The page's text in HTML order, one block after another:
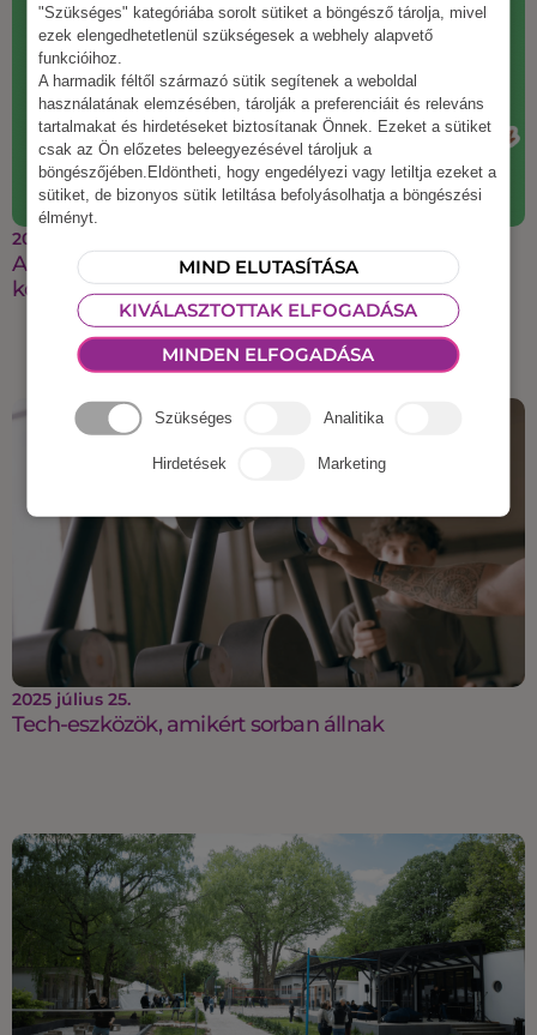
2025 augusztus 21.
A legmenőbb őszi csapatépítő ötletek, amiket a
kollégáid imádni fognak
2025 július 25.
Tech-eszközök, amikért sorban állnak
"Szükséges" kategóriába sorolt sütiket a böngésző tárolja, mivel
ezek elengedhetetlenül szükségesek a webhely alapvető
funkcióihoz.
A harmadik féltől származó sütik segítenek a weboldal
használatának elemzésében, tárolják a preferenciáit és releváns
tartalmakat és hirdetéseket biztosítanak Önnek. Ezeket a sütiket
csak az Ön előzetes beleegyezésével tároljuk a
böngészőjében.Eldöntheti, hogy engedélyezi vagy letiltja ezeket a
sütiket, de bizonyos sütik letiltása befolyásolhatja a böngészési
élményt.
MIND ELUTASÍTÁSA
KIVÁLASZTOTTAK ELFOGADÁSA
MINDEN ELFOGADÁSA
Szükséges Analitika
Hirdetések Marketing